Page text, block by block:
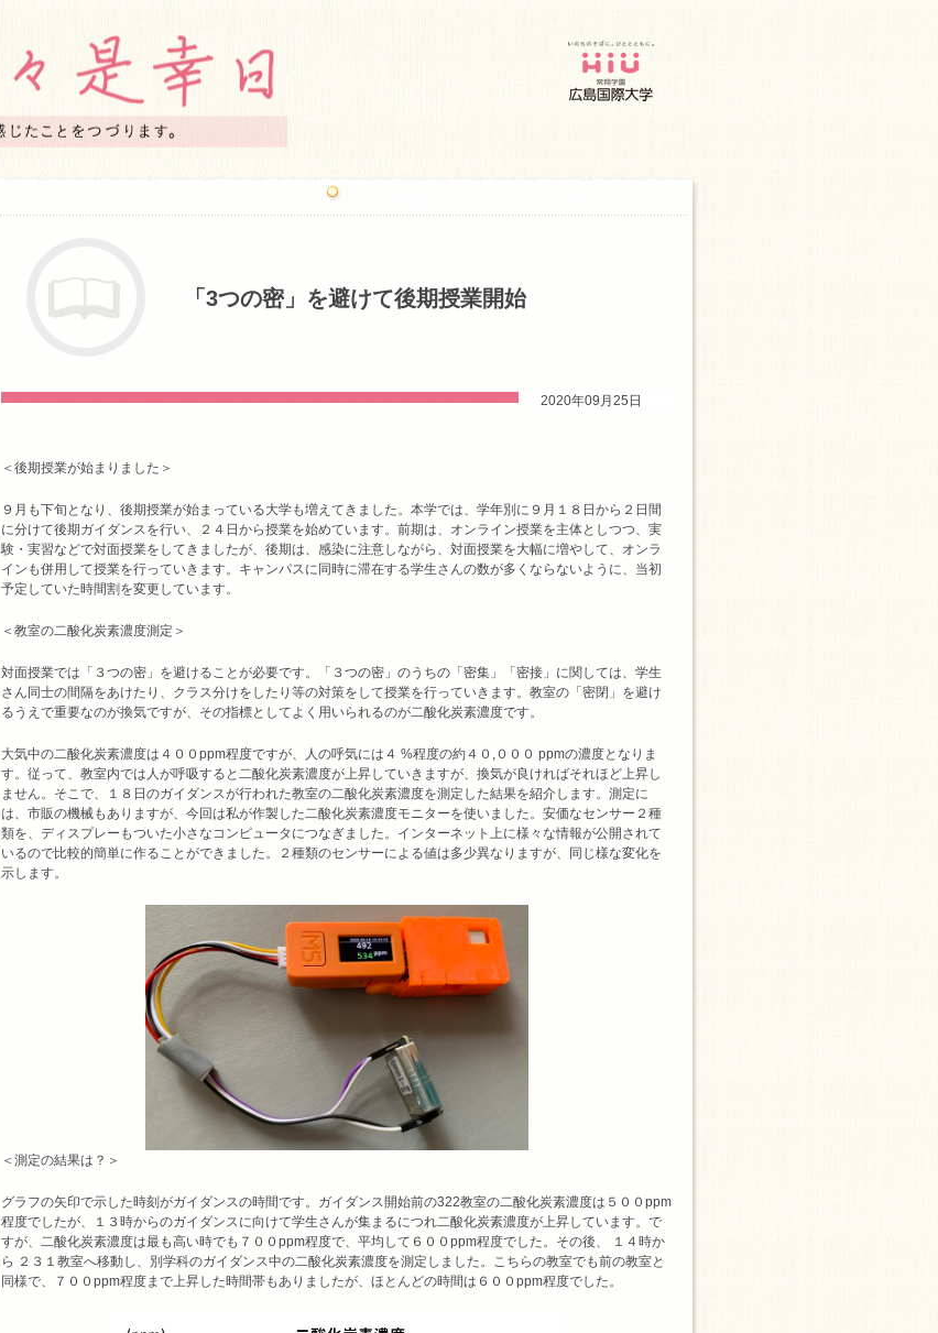
「3つの密」を避けて後期授業開始
2020年09月25日
＜後期授業が始まりました＞
９月も下旬となり、後期授業が始まっている大学も増えてきました。本学では、学年別に９月１８日から２日間
に分けて後期ガイダンスを行い、２４日から授業を始めています。前期は、オンライン授業を主体としつつ、実
験・実習などで対面授業をしてきましたが、後期は、感染に注意しながら、対面授業を大幅に増やして、オンラ
インも併用して授業を行っていきます。キャンパスに同時に滞在する学生さんの数が多くならないように、当初
予定していた時間割を変更しています。
＜教室の二酸化炭素濃度測定＞
対面授業では「３つの密」を避けることが必要です。「３つの密」のうちの「密集」「密接」に関しては、学生
さん同士の間隔をあけたり、クラス分けをしたり等の対策をして授業を行っていきます。教室の「密閉」を避け
るうえで重要なのが換気ですが、その指標としてよく用いられるのが二酸化炭素濃度です。
大気中の二酸化炭素濃度は４００ppm程度ですが、人の呼気には４ %程度の約４０,０００ ppmの濃度となりま
す。従って、教室内では人が呼吸すると二酸化炭素濃度が上昇していきますが、換気が良ければそれほど上昇し
ません。そこで、１８日のガイダンスが行われた教室の二酸化炭素濃度を測定した結果を紹介します。測定に
は、市販の機械もありますが、今回は私が作製した二酸化炭素濃度モニターを使いました。安価なセンサー２種
類を、ディスプレーもついた小さなコンピュータにつなぎました。インターネット上に様々な情報が公開されて
いるので比較的簡単に作ることができました。２種類のセンサーによる値は多少異なりますが、同じ様な変化を
示します。
＜測定の結果は？＞
グラフの矢印で示した時刻がガイダンスの時間です。ガイダンス開始前の322教室の二酸化炭素濃度は５００ppm
程度でしたが、１３時からのガイダンスに向けて学生さんが集まるにつれ二酸化炭素濃度が上昇しています。で
すが、二酸化炭素濃度は最も高い時でも７００ppm程度で、平均して６００ppm程度でした。その後、 １４時か
ら ２３１教室へ移動し、別学科のガイダンス中の二酸化炭素濃度を測定しました。こちらの教室でも前の教室と
同様で、７００ppm程度まで上昇した時間帯もありましたが、ほとんどの時間は６００ppm程度でした。